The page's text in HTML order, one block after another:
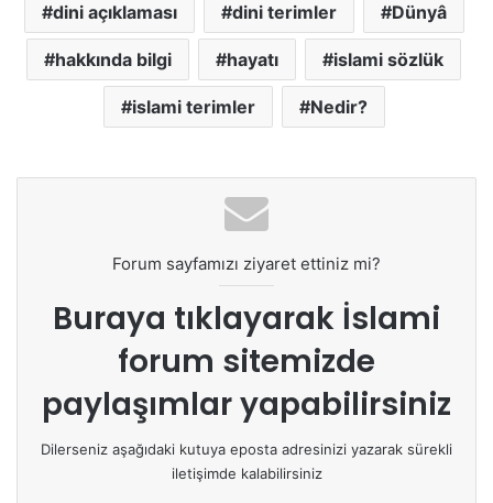
dini açıklaması dini terimler Dünyâ
hakkında bilgi hayatı islami sözlük
islami terimler Nedir?
Forum sayfamızı ziyaret ettiniz mi?
Buraya tıklayarak İslami
forum sitemizde
paylaşımlar yapabilirsiniz
Dilerseniz aşağıdaki kutuya eposta adresinizi yazarak sürekli
iletişimde kalabilirsiniz